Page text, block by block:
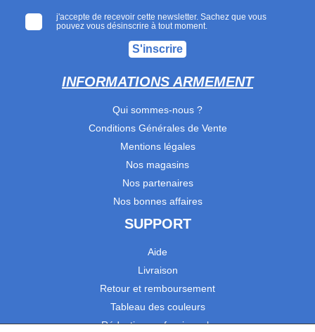
j'accepte de recevoir cette newsletter. Sachez que vous
pouvez vous désinscrire à tout moment.
S'inscrire
INFORMATIONS ARMEMENT
Qui sommes-nous ?
Conditions Générales de Vente
Mentions légales
Nos magasins
Nos partenaires
Nos bonnes affaires
SUPPORT
Aide
Livraison
Retour et remboursement
Tableau des couleurs
Réduction professionnels